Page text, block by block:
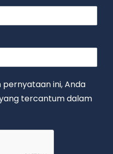
ini, Anda
tercantum dalam